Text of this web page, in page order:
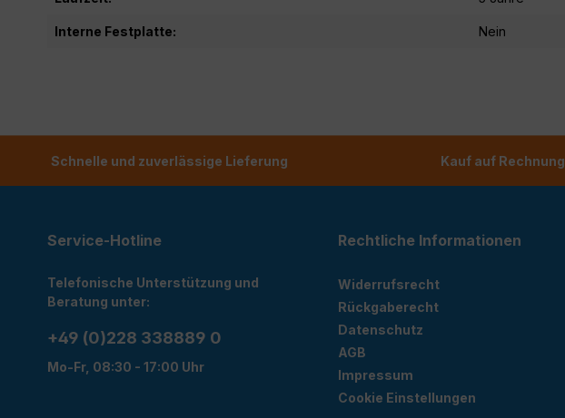
Interne Festplatte: Nein
Schnelle und zuverlässige Lieferung Kauf auf Rechnung
Service-Hotline
Telefonische Unterstützung und
Beratung unter:
+49 (0)228 338889 0
Mo-Fr, 08:30 - 17:00 Uhr
Rechtliche Informationen
Widerrufsrecht
Rückgaberecht
Datenschutz
AGB
Impressum
Cookie Einstellungen